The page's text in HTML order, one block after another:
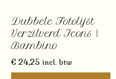
Dubbele Fotolijst
Verzilverd Icons |
Bambino
€ 24,25 incl. btw